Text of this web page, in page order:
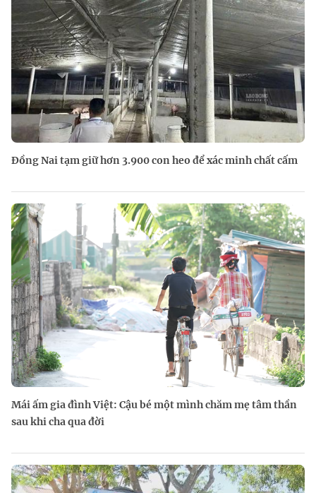
Đồng Nai tạm giữ hơn 3.900 con heo để xác minh chất cấm
Mái ấm gia đình Việt: Cậu bé một mình chăm mẹ tâm thần
sau khi cha qua đời